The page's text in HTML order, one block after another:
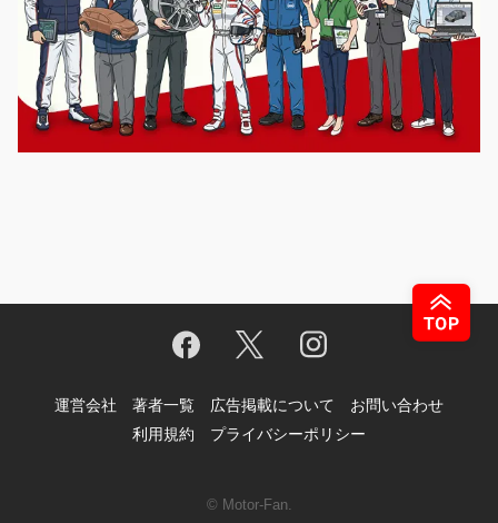
運営会社 著者一覧 広告掲載について
お問い合わせ
利用規約
プライバシーポリシー
© Motor-Fan.